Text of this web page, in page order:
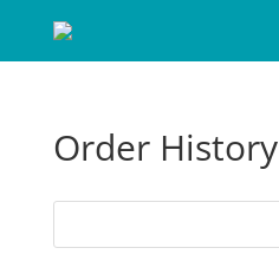
Order History